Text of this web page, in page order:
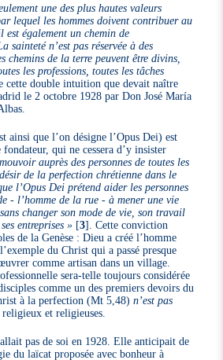
une des plus hautes valeurs
lequel les hommes doivent contribuer au
est également un chemin de
sainteté n’est pas réservée à des
chemins de la terre peuvent être divins,
les professions, toutes les tâches
cette double intuition que devait naître
le 2 octobre 1928 par Don José María
ainsi que l’on désigne l’Opus Dei) est
qui ne cessera d’y insister
auprès des personnes de toutes les
de la perfection chrétienne dans le
l’Opus Dei prétend aider les personnes
- l’homme de la rue - à mener une vie
changer son mode de vie, son travail
entreprises » [3] . Cette conviction
de la Genèse : Dieu a créé l’homme
du Christ qui a passé presque
comme artisan dans un village.
sera-telle toujours considérée
comme un des premiers devoirs du
à la perfection (Mt 5,48)n’est pas
religieux et religieuses.
pas de soi en 1928. Elle anticipait de
du laïcat proposée avec bonheur à